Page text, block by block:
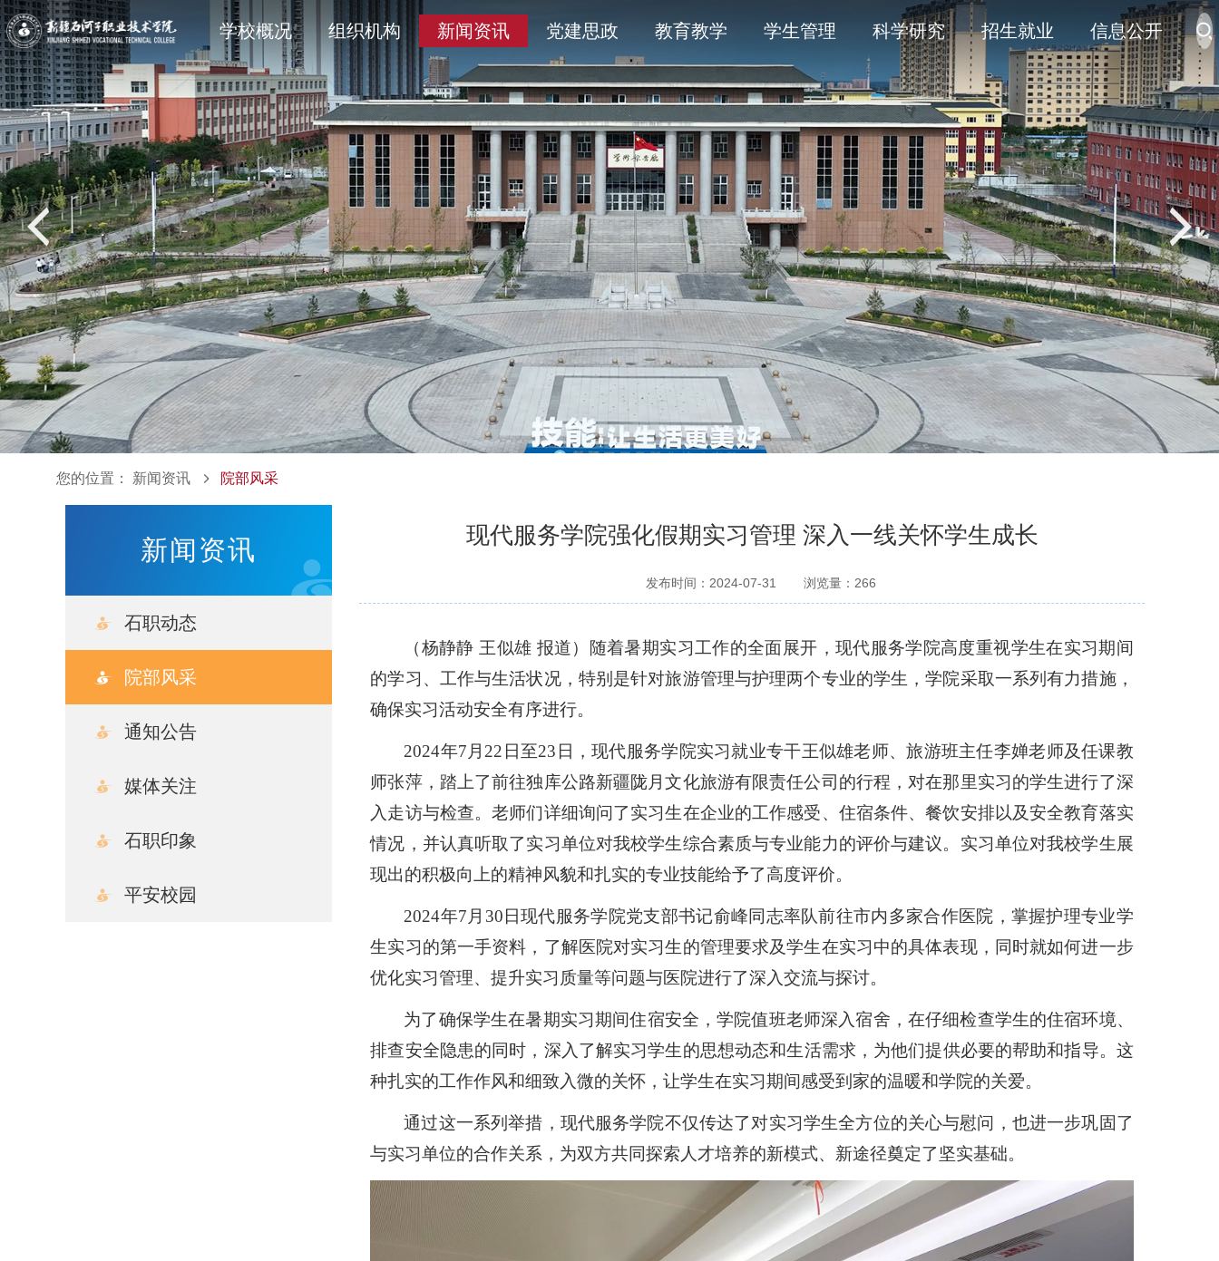
学校概况
学院简介 历史沿革
校风校训
组织机构 新闻资讯
石职动态 通知公告
媒体关注 石职印象 平安校园
党建思政
党建专题 思政育人 教育教学
教学动态 双创教育 产教融合
语言文字建设
学生管理
学工处 共青团工作 科学研究
科研动态 创新服务平台 学术委员会
科协技术学会
招生就业
招生专题 就业专题 信息公开
信息公开法规与制度 主动公开清单目录 信息公开年度报告
信息公开其它
您的位置： 新闻资讯 院部风采
新闻资讯
石职动态
院部风采
通知公告
媒体关注
石职印象
平安校园
现代服务学院强化假期实习管理 深入一线关怀学生成长
发布时间：2024-07-31 浏览量： 266
（杨静静 王似雄 报道）
随着暑期实习工作的全面展开，现代服务学院高度重视学生在实习期间
的学习、工作与生活状况，特别是针对旅游管理与护理两个专业的学生，学院采取一系列有力措施，
确保实习活动安全有序进行。
2024年7月22日至23日，现代服务学院实习就业专干王似雄老师、旅游班主任李婵老师及任课教
师张萍，踏上了前往独库公路新疆陇月文化旅游有限责任公司的行程，对在那里实习的学生进行了深
入走访与检查。老师们详细询问了实习生在企业的工作感受、住宿条件、餐饮安排以及安全教育落实
情况，并认真听取了实习单位对我校学生综合素质与专业能力的评价与建议。实习单位对我校学生展
现出的积极向上的精神风貌和扎实的专业技能给予了高度评价。
2024年7月30日现代服务学院党支部书记俞峰同志率队前往市内多家合作医院 ， 掌握护理专业学
生实习的第一手资料，了解医院对实习生的管理要求及学生在实习中的具体表现，同时就如何进一步
优化实习管理、提升实习质量等问题与医院进行了深入交流与探讨。
为了确保学生在暑期实习期间住宿安全，学院值班老师深入宿舍， 在仔细检查学生的住宿环境、
排查安全隐患的同时， 深入 了解实习学生的思想动态和生活需求，为他们提供必要的帮助和指导。这
种扎实的工作作风和细致入微的关怀，让学生在实习期间感受到家的温暖和学院的关爱。
通过这一系列举措，现代服务学院不仅传达了对实习学生全方位的关心与慰问，也进一步巩固了
与实习单位的合作关系，为双方共同探索人才培养的新模式、新途径奠定了坚实基础。